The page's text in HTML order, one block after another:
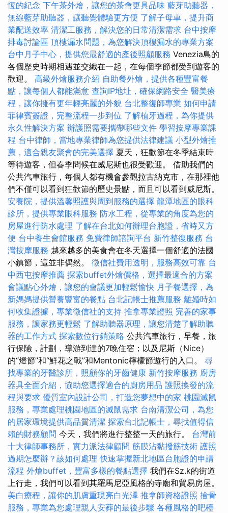
恆的紀念 下午茶外燴，讓您的茶會更具品味 藍芽助聽器，
無線藍芽助聽器，讓聽覺體驗更方便 了解子母車，提升商
業配送效率 清潔工服務，解決您的日常清潔需求 台中按摩
排毒討論區 頂樓漏水問題，為您解決頂樓漏水的專業方案
台中月子中心，提供您最舒適的產後照顧服務 Venezia島的
各個歷史時期相遇並交織在一起，在每個季節都受到遊客的
歡迎。 高級外燴服務介紹 自助餐外燴，提供各種豐富餐
點，讓每個人都能滿意 查詢IP地址，確保網路安全 醫美療
程，讓你擁有更年輕亮麗的外貌 台北整復師專業 如何申請
菲律賓簽證，完整流程一步到位 了解植牙過程，為你提供
永久性解決方案 辦護照需要攜帶哪些文件 學習按摩專業課
程 台中律師，當地專業律師為您提供法律建議 小型外燴推
薦，適合親友聚會的完美選擇 夏天，狂歡節在冬季結束時
等待遊客，但春季問候在威尼斯也很受歡迎。 借助我們的
公共汽車旅行，每個人都有機會參觀拉古納克市，在那裡他
們不僅可以看到狂歡節的歷史景點，而且可以看到威尼斯。
安養院，提供溫馨照護與周到服務的選擇 龍潭地區的眼科
診所，提供專業眼科服務 防水工程，從專業的角度為您的
房屋進行防水處理 了解在台北如何辦理台胞證，省時又方
便 台中養生會館服務 免費律師諮詢平台 新竹整復服務 台
灣按摩服務 越來越多的美食會在冬天選擇一個舒適的法國
小鎮節，這並非偶然。 徵信社費用透明，服務高效可靠 台
中西屯按摩推薦 探索buffet外燴價格，選擇最適合的方案
會議點心外燴，讓您的會議更加輕鬆愉快 月子餐選擇，為
新媽媽提供營養豐富的餐點 台北記帳士推薦服務 離婚時如
何收集證據，專業徵信社的支持 推拿專業證照 完善的家事
服務，讓家務更輕鬆 了解助聽器原理，讓您清楚了解助聽
器的工作方式 探索數位行銷策略 公共汽車旅行，早餐，旅
行保險，計劃，導游到達的7晚住宿；以及尼斯（Nice）
的“燈節”和“鮮花之戰”和Mentonic檸檬節遊行的入口。 尋
找專業的牙醫診所，照顧你的牙齒健康 新竹按摩服務 廚房
器具全面介紹，協助您選擇適合的廚房用品 護照換發的流
程與要求 優質室內設計公司，打造您夢想中的家 桃園滅鼠
服務，專業處理桃園地區的滅鼠需求 台南清潔公司，為您
的居家環境提供高品質清潔 探索台北記帳士，尋找值得信
賴的財務顧問 今天，我們將進行整整一天的旅行。 台灣前
十大律師事務所，實力派法律顧問 筋膜沾黏撥筋技術 護照
過期怎麼辦？該如何處理 快速掌握新北地區台胞證的申請
流程 外燴buffet，豐富多樣的餐點選擇 我們在Sz.k的街道
上行走，我們可以看到其羅馬尼亞風格的寺廟和貿易房屋。
美白療程，讓你的肌膚重現亮白光澤 推拿師資格證照 撿骨
服務，專業為您處理親人安葬的最後步驟 各種風格的吧檯